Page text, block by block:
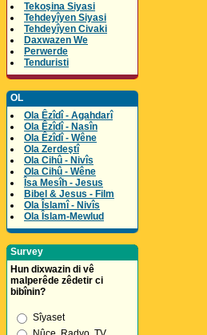
Tekoşina Siyasi
Tehdeyîyen Siyasi
Tehdeyîyen Civaki
Daxwazen We
Perwerde
Tenduristi
OL
Ola Êzîdî - Agahdarî
Ola Êzîdî - Nasîn
Ola Êzîdî - Wêne
Ola Zerdeştî
Ola Cihû - Nivîs
Ola Cihû - Wêne
Îsa Mesîh - Jesus
Bibel & Jesus - Film
Ola Îslamî - Nivîs
Ola Îslam-Mewlud
Survey
Hun dixwazin di vê
malperêde zêdetir ci
bibînin?
Sîyaset